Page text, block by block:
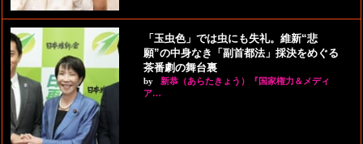
「玉虫色」では虫にも失礼。維新“悲
願”の中身なき「副首都法」採決をめぐる
茶番劇の舞台裏
by
新恭（あらたきょう）『国家権力＆メディ
ア…